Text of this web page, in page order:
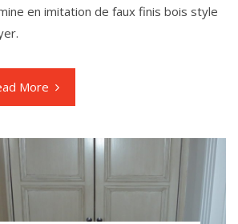
en imitation de faux finis bois style
More